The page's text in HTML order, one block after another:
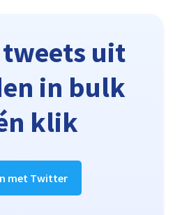
uit
in bulk
klik
met Twitter